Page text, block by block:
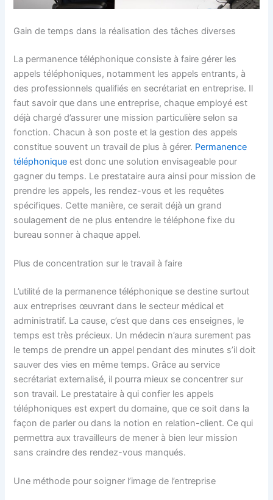
Gain de temps dans la réalisation des tâches diverses
La permanence téléphonique consiste à faire gérer les
appels téléphoniques, notamment les appels entrants, à
des professionnels qualifiés en secrétariat en entreprise. Il
faut savoir que dans une entreprise, chaque employé est
déjà chargé d’assurer une mission particulière selon sa
fonction. Chacun à son poste et la gestion des appels
constitue souvent un travail de plus à gérer. Permanence
téléphonique est donc une solution envisageable pour
gagner du temps. Le prestataire aura ainsi pour mission de
prendre les appels, les rendez-vous et les requêtes
spécifiques. Cette manière, ce serait déjà un grand
soulagement de ne plus entendre le téléphone fixe du
bureau sonner à chaque appel.
Plus de concentration sur le travail à faire
L’utilité de la permanence téléphonique se destine surtout
aux entreprises œuvrant dans le secteur médical et
administratif. La cause, c’est que dans ces enseignes, le
temps est très précieux. Un médecin n’aura surement pas
le temps de prendre un appel pendant des minutes s’il doit
sauver des vies en même temps. Grâce au service
secrétariat externalisé, il pourra mieux se concentrer sur
son travail. Le prestataire à qui confier les appels
téléphoniques est expert du domaine, que ce soit dans la
façon de parler ou dans la notion en relation-client. Ce qui
permettra aux travailleurs de mener à bien leur mission
sans craindre des rendez-vous manqués.
Une méthode pour soigner l’image de l’entreprise